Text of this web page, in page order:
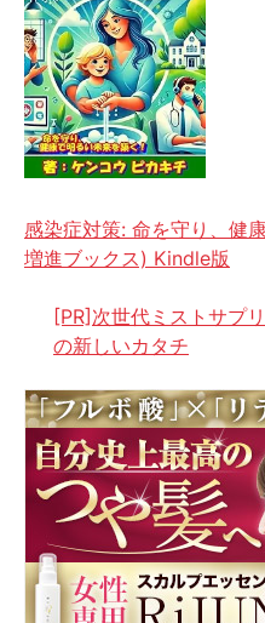
感染症対策: 命を守り、健
増進ブックス) Kindle版
[PR]次世代ミストサプ
の新しいカタチ